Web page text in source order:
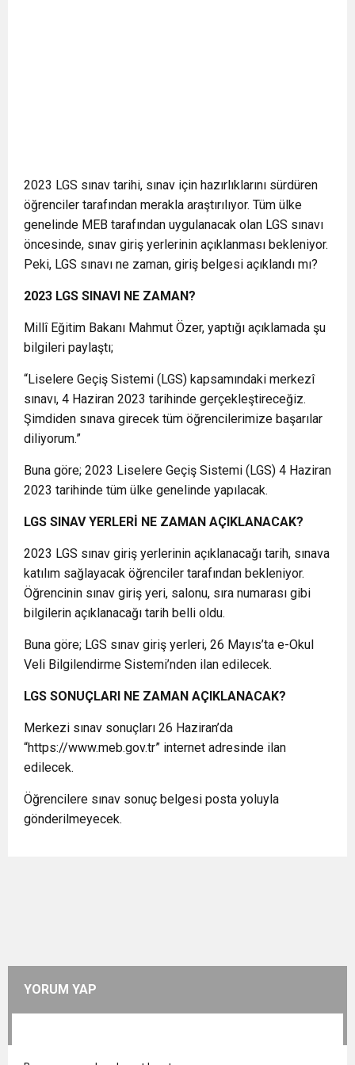
2023 LGS sınav tarihi, sınav için hazırlıklarını sürdüren
öğrenciler tarafından merakla araştırılıyor. Tüm ülke
genelinde MEB tarafından uygulanacak olan LGS sınavı
öncesinde, sınav giriş yerlerinin açıklanması bekleniyor.
Peki, LGS sınavı ne zaman, giriş belgesi açıklandı mı?
2023 LGS SINAVI NE ZAMAN?
Millî Eğitim Bakanı Mahmut Özer, yaptığı açıklamada şu
bilgileri paylaştı;
“Liselere Geçiş Sistemi (LGS) kapsamındaki merkezî
sınavı, 4 Haziran 2023 tarihinde gerçekleştireceğiz.
Şimdiden sınava girecek tüm öğrencilerimize başarılar
diliyorum.”
Buna göre; 2023 Liselere Geçiş Sistemi (LGS) 4 Haziran
2023 tarihinde tüm ülke genelinde yapılacak.
LGS SINAV YERLERİ NE ZAMAN AÇIKLANACAK?
2023 LGS sınav giriş yerlerinin açıklanacağı tarih, sınava
katılım sağlayacak öğrenciler tarafından bekleniyor.
Öğrencinin sınav giriş yeri, salonu, sıra numarası gibi
bilgilerin açıklanacağı tarih belli oldu.
Buna göre; LGS sınav giriş yerleri, 26 Mayıs’ta e-Okul
Veli Bilgilendirme Sistemi’nden ilan edilecek.
LGS SONUÇLARI NE ZAMAN AÇIKLANACAK?
Merkezi sınav sonuçları 26 Haziran’da
“https://www.meb.gov.tr” internet adresinde ilan
edilecek.
Öğrencilere sınav sonuç belgesi posta yoluyla
gönderilmeyecek.
YORUM YAP